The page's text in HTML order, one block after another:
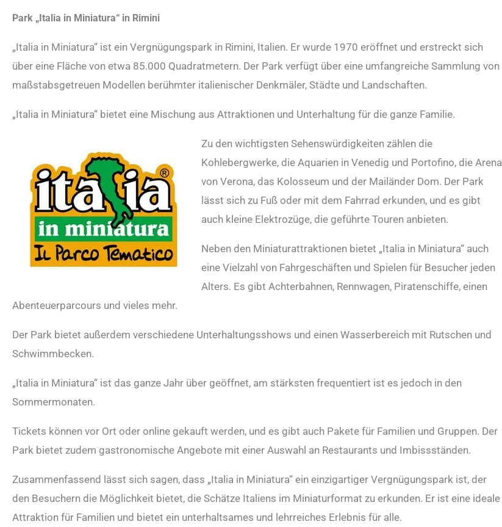
Park „Italia in Miniatura“ in Rimini
„Italia in Miniatura“ ist ein Vergnügungspark in Rimini, Italien. Er wurde 1970 eröffnet und erstreckt sich
über eine Fläche von etwa 85.000 Quadratmetern. Der Park verfügt über eine umfangreiche Sammlung von
maßstabsgetreuen Modellen berühmter italienischer Denkmäler, Städte und Landschaften.
„Italia in Miniatura“ bietet eine Mischung aus Attraktionen und Unterhaltung für die ganze Familie.
Zu den wichtigsten Sehenswürdigkeiten zählen die
Kohlebergwerke, die Aquarien in Venedig und Portofino, die Arena
von Verona, das Kolosseum und der Mailänder Dom. Der Park
lässt sich zu Fuß oder mit dem Fahrrad erkunden, und es gibt
auch kleine Elektrozüge, die geführte Touren anbieten.
Neben den Miniaturattraktionen bietet „Italia in Miniatura“ auch
eine Vielzahl von Fahrgeschäften und Spielen für Besucher jeden
Alters. Es gibt Achterbahnen, Rennwagen, Piratenschiffe, einen
Abenteuerparcours und vieles mehr.
Der Park bietet außerdem verschiedene Unterhaltungsshows und einen Wasserbereich mit Rutschen und
Schwimmbecken.
„Italia in Miniatura“ ist das ganze Jahr über geöffnet, am stärksten frequentiert ist es jedoch in den
Sommermonaten.
Tickets können vor Ort oder online gekauft werden, und es gibt auch Pakete für Familien und Gruppen. Der
Park bietet zudem gastronomische Angebote mit einer Auswahl an Restaurants und Imbissständen.
Zusammenfassend lässt sich sagen, dass „Italia in Miniatura“ ein einzigartiger Vergnügungspark ist, der
den Besuchern die Möglichkeit bietet, die Schätze Italiens im Miniaturformat zu erkunden. Er ist eine ideale
Attraktion für Familien und bietet ein unterhaltsames und lehrreiches Erlebnis für alle.